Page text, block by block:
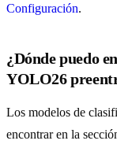
Configuración.
¿Dónde puedo
YOLO26
Los modelos de
encontrar en la